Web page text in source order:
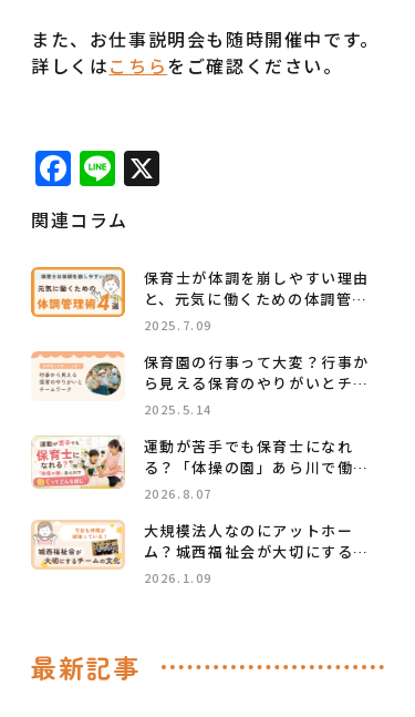
また、お仕事説明会も随時開催中です。
詳しくはこちらをご確認ください。
Facebook
Line
関連コラム
保育士が体調を崩しやすい理由
と、元気に働くための体調管理
術4選
2025.7.09
保育園の行事って大変？行事か
ら見える保育のやりがいとチー
ムワーク
2025.5.14
運動が苦手でも保育士になれ
る？「体操の園」あら川で働く
ってどんな感じ
2026.8.07
大規模法人なのにアットホー
ム？城西福祉会が大切にするチ
ームの文化
2026.1.09
最新記事